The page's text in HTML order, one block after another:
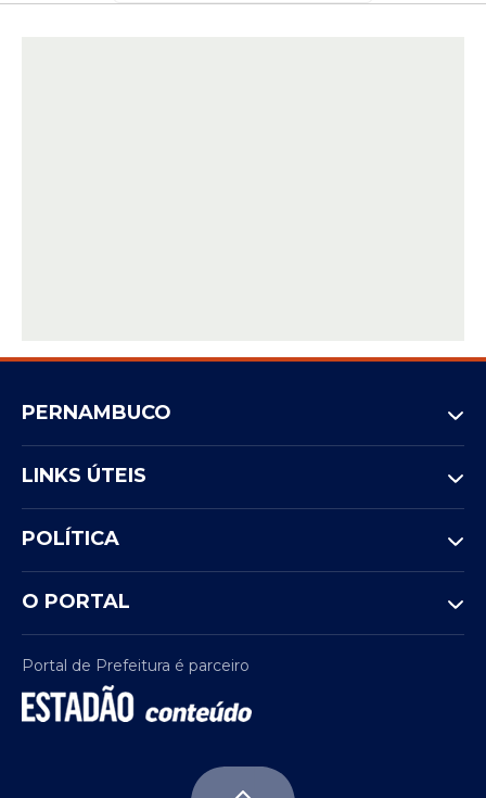
PERNAMBUCO
LINKS ÚTEIS
POLÍTICA
O PORTAL
Portal de Prefeitura é parceiro